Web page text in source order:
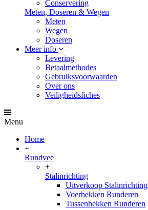
Conservering
Meten, Doseren & Wegen
Meten
Wegen
Doseren
Meer info
Levering
Betaalmethodes
Gebruiksvoorwaarden
Over ons
Veiligheidsfiches
Menu
Home
+
Rundvee
+
Stalinrichting
Uitverkoop Stalinrichting
Voerhekken Runderen
Tussenhekken Runderen